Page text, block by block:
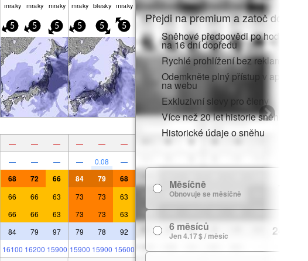
mraky mraky mraky mraky blesky mraky
5 5 5 5 5 5
— — — — — —
— — — — 0.08 —
68 72 66 84 79 68
66 66 63 73 73 63
66 66 63 73 73 63
84 79 97 79 78 92
16100 16200 15900 15900 15900 15600
Přejdi na premium a zatoč do:
Sněhové předpovědi po hodinách
na 16 dní dopředu
Rychlé prohlížení bez reklam
Odemkněte plný přístup v aplikaci i
na webu
Exkluzivní slevy pro členy
Více než 20 let historie sněhu
Historické údaje o sněhu
Měsíčně
Obnovuje se měsíčně
6 měsíců
Jen 4.17 $ / měsíc 24.99 $